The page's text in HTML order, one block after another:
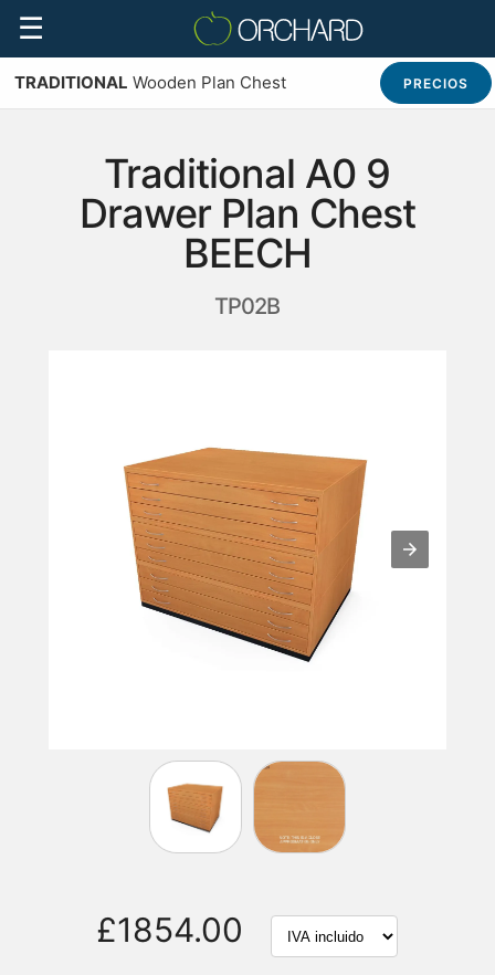
☰
TRADITIONAL Wooden Plan Chest PRECIOS
Traditional A0 9
Drawer Plan Chest
BEECH
TP02B
£1854.00